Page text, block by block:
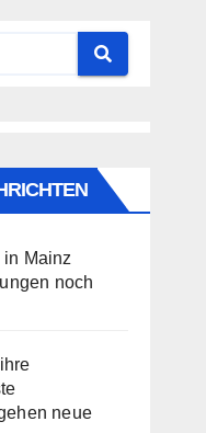
in Mainz
noch
neue